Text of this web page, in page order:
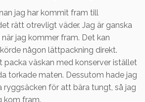
jag har kommit fram till
rätt otrevligt väder. Jag är ganska
jag kommer fram. Det kan
någon lättpackning direkt.
packa väskan med konserver istället
torkade maten. Dessutom hade jag
ryggsäcken för att bära tungt, så jag
kom fram.